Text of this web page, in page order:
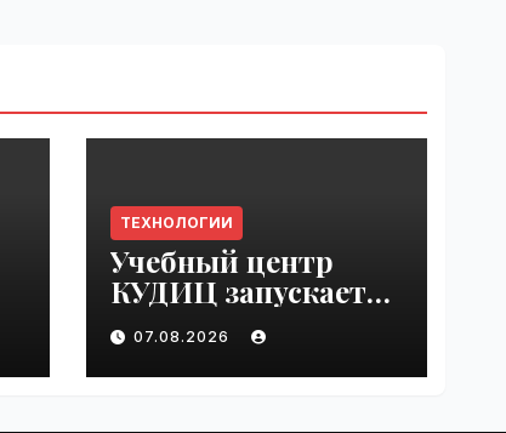
ТЕХНОЛОГИИ
Учебный центр
КУДИЦ запускает
авторизованный
курс по
администрировани
07.08.2026